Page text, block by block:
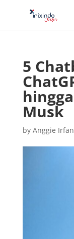
5
Musk
by Anggie